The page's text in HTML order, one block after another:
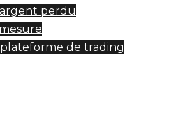
perdu
de trading